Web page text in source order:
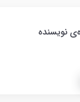
نویسنده